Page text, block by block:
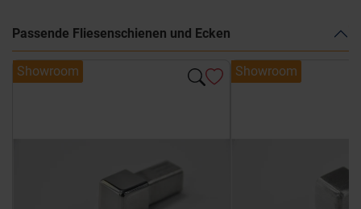
Passende Fliesenschienen und Ecken
Showroom Showroom